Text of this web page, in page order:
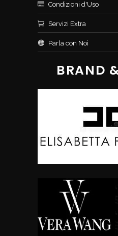
Condizioni d'Uso
Servizi Extra
Parla con Noi
BRAND